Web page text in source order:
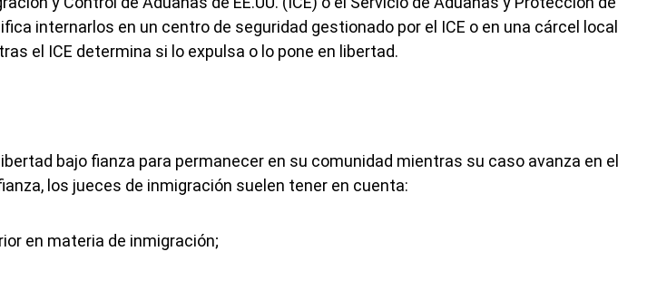
internarlos en un centro de seguridad gestionado por el ICE o en una cárcel local
el ICE determina si lo expulsa o lo pone en libertad.
bajo fianza para permanecer en su comunidad mientras su caso avanza en el
los jueces de inmigración suelen tener en cuenta:
en materia de inmigración;